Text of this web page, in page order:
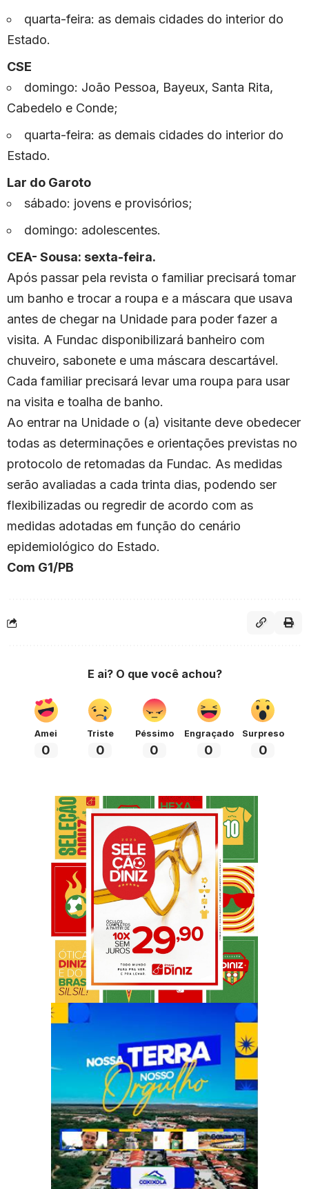
quarta-feira: as demais cidades do interior do
Estado.
CSE
domingo: João Pessoa, Bayeux, Santa Rita,
Cabedelo e Conde;
quarta-feira: as demais cidades do interior do
Estado.
Lar do Garoto
sábado: jovens e provisórios;
domingo: adolescentes.
CEA- Sousa: sexta-feira.
Após passar pela revista o familiar precisará tomar
um banho e trocar a roupa e a máscara que usava
antes de chegar na Unidade para poder fazer a
visita. A Fundac disponibilizará banheiro com
chuveiro, sabonete e uma máscara descartável.
Cada familiar precisará levar uma roupa para usar
na visita e toalha de banho.
Ao entrar na Unidade o (a) visitante deve obedecer
todas as determinações e orientações previstas no
protocolo de retomadas da Fundac. As medidas
serão avaliadas a cada trinta dias, podendo ser
flexibilizadas ou regredir de acordo com as
medidas adotadas em função do cenário
epidemiológico do Estado.
Com G1/PB
E ai? O que você achou?
Amei
0
Triste
0
Péssimo
0
Engraçado
0
Surpreso
0